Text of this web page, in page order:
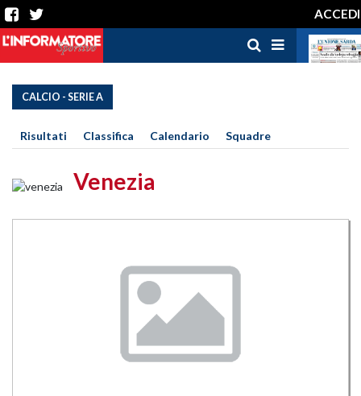
ACCEDI
CALCIO - SERIE A
Risultati Classifica Calendario Squadre
Venezia